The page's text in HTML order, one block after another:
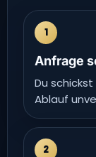
1
Anfrage
Du
Ablauf
2